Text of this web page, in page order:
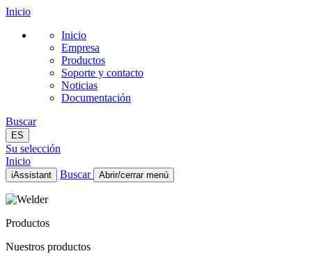
Inicio
Inicio
Empresa
Productos
Soporte y contacto
Noticias
Documentación
Buscar
ES
Su selección
Inicio
iAssistant Buscar Abrir/cerrar menú
Inicio
Productos
Noticias
Productos
Nuestros productos